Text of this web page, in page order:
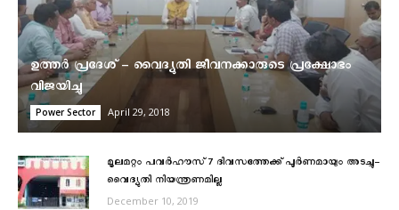
ഉത്തര്‍ പ്രദേശ് – വൈദ്യുതി ജീവനക്കാരുടെ പ്രക്ഷോഭം
വിജയിച്ചു
Power Sector April 29, 2018
മൂലമറ്റം പവർഹൗസ് 7 ദിവസത്തേക്ക് പൂർണമായും അടച്ചു-
വൈദ്യുതി നിയന്ത്രണമില്ല
December 10, 2019